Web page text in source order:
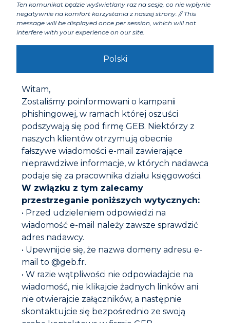
Zobacz całą dokumentację
Zastosowanie
Cechy charakterystyczne
Komponenty
Etykiety i certyfikaty
Ostrzeżenia
Instrukcja obsługi
Przygotowanie
Powierzchnia musi być sucha, niezakurzona i
odtłuszczona.
Nie nakładaj produktu, jeśli temperatura jest niższa
niż + 5 ° C lub wyższa niż + 40 ° C.
W przypadku zbyt głębokich połączeń, zmniejszyć
Ten komunikat będzie wyświetlany raz na sesję, co nie wpłynie
negatywnie na komfort korzystania z naszej strony. // This
message will be displayed once per session, which will not
interfere with your experience on our site.
Polski
Witam,
Zostaliśmy poinformowani o kampanii
phishingowej, w ramach której oszuści
podszywają się pod firmę GEB. Niektórzy z
naszych klientów otrzymują obecnie
fałszywe wiadomości e-mail zawierające
nieprawdziwe informacje, w których nadawca
podaje się za pracownika działu księgowości.
W związku z tym zalecamy
przestrzeganie poniższych wytycznych:
• Przed udzieleniem odpowiedzi na
wiadomość e-mail należy zawsze sprawdzić
adres nadawcy.
• Upewnijcie się, że nazwa domeny adresu e-
mail to @geb.fr.
• W razie wątpliwości nie odpowiadajcie na
wiadomość, nie klikajcie żadnych linków ani
nie otwierajcie załączników, a następnie
skontaktujcie się bezpośrednio ze swoją